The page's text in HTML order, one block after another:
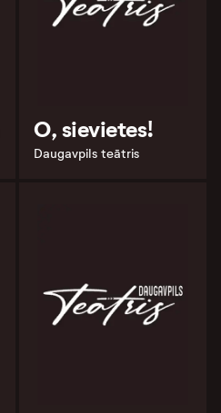
O, sievietes!
Daugavpils teātris